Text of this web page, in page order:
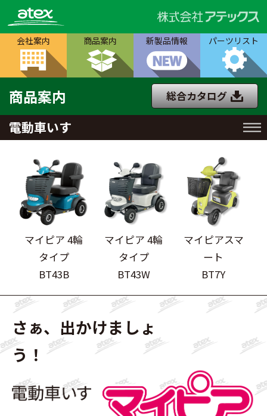
会社案内 商品案内 新製品情報 パーツリスト
商品案内 総合カタログ
電動車いす
マイピア 4輪
タイプ
BT43B
マイピア 4輪
タイプ
BT43W
マイピアスマ
ート
BT7Y
さぁ、出かけましょ
う！